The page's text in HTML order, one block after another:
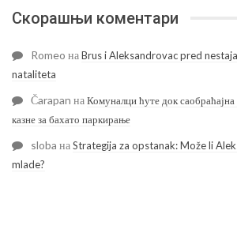
Скорашњи коментари
Romeo наBrus i Aleksandrovac pred
nataliteta
Čarapan наКомуналци ћуте док
казне за бахато паркирање
sloba наStrategija za opstanak: Može li
mlade?